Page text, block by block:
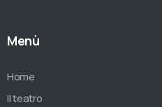
Menù
Home
Il teatro